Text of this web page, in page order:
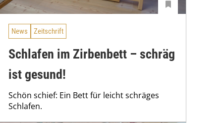
News Zeitschrift
Schlafen im Zirbenbett – schräg
ist gesund!
Schön schief: Ein Bett für leicht schräges
Schlafen.